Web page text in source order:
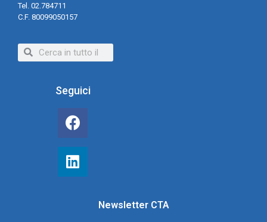
Tel. 02.784711
C.F. 80099050157
Seguici
Newsletter CTA